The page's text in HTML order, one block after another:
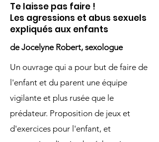
Te laisse pas faire !
Les agressions et abus sexuels
expliqués aux enfants
de Jocelyne Robert, sexologue
Un ouvrage qui a pour but de faire de
l'enfant et du parent une équipe
vigilante et plus rusée que le
prédateur. Proposition de jeux et
d'exercices pour l'enfant, et